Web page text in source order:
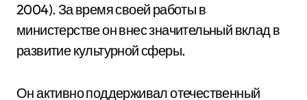
2004). За время своей работы в
министерстве он внес значительный вклад в
развитие культурной сферы.
Он активно поддерживал отечественный